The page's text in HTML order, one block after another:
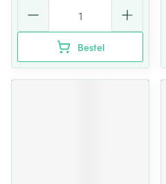
Bestel